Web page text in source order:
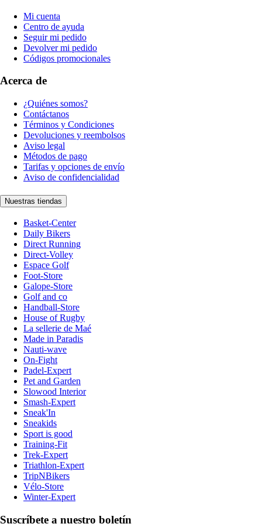
Mi cuenta
Centro de ayuda
Seguir mi pedido
Devolver mi pedido
Códigos promocionales
Acerca de
¿Quiénes somos?
Contáctanos
Términos y Condiciones
Devoluciones y reembolsos
Aviso legal
Métodos de pago
Tarifas y opciones de envío
Aviso de confidencialidad
Nuestras tiendas
Basket-Center
Daily Bikers
Direct Running
Direct-Volley
Espace Golf
Foot-Store
Galope-Store
Golf and co
Handball-Store
House of Rugby
La sellerie de Maé
Made in Paradis
Nauti-wave
On-Fight
Padel-Expert
Pet and Garden
Slowood Interior
Smash-Expert
Sneak'In
Sneakids
Sport is good
Training-Fit
Trek-Expert
Triathlon-Expert
TripNBikers
Vélo-Store
Winter-Expert
Suscríbete a nuestro boletín